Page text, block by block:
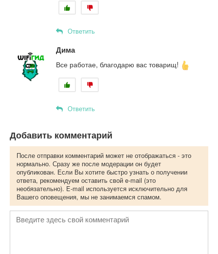
Ответить
Дима
Все работае, благодарю вас товарищ!
Ответить
Добавить комментарий
После отправки комментарий может не отображаться - это
нормально. Сразу же после модерации он будет
опубликован. Если Вы хотите быстро узнать о получении
ответа, рекомендуем оставить свой e-mail (это
необязательно). E-mail используется исключительно для
Вашего оповещения, мы не занимаемся спамом.